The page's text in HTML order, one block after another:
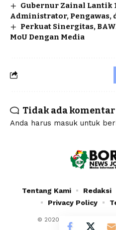
Gubernur Zainal Lantik
Administrator, Pengawas,
Perkuat Sinergitas,
MoU Dengan Media
Tidak ada komentar
Anda harus masuk untuk
© 2020 - 2024 - PT.
Tentang Kami Redaksi
Privacy Policy